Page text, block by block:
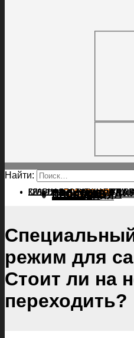
Найти:
ГЛАВНАЯПОЛИТИКА
КУЛЬТУРАПОСЕЛЕНИЯ
ПОЛИТИКА
ПРОКУРАТУРА
СПОРТ
КУЛЬТУРА
ПОСЕЛЕНИЯ
режим для
Стоит ли на
переходить?